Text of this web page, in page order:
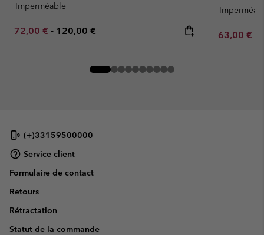
Imperméable
Minimum sale price:
72,00 € - Maximum price:
120,00 € Minimum
63,00 €
(+)33159500000
Service client
Formulaire de contact
Retours
Rétractation
Statut de la commande